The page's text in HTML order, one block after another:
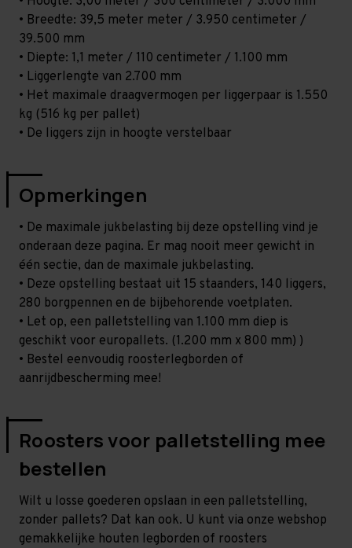
• Breedte: 39,5 meter meter / 3.950 centimeter /
39.500 mm
• Diepte: 1,1 meter / 110 centimeter / 1.100 mm
• Liggerlengte van 2.700 mm
• Het maximale draagvermogen per liggerpaar is 1.550
kg (516 kg per pallet)
• De liggers zijn in hoogte verstelbaar
Opmerkingen
• De maximale jukbelasting bij deze opstelling vind je
onderaan deze pagina. Er mag nooit meer gewicht in
één sectie, dan de maximale jukbelasting.
• Deze opstelling bestaat uit 15 staanders, 140 liggers,
280 borgpennen en de bijbehorende voetplaten.
• Let op, een palletstelling van 1.100 mm diep is
geschikt voor europallets. (1.200 mm x 800 mm) )
• Bestel eenvoudig roosterlegborden of
aanrijdbescherming mee!
Roosters voor palletstelling mee
bestellen
Wilt u losse goederen opslaan in een palletstelling,
zonder pallets? Dat kan ook. U kunt via onze webshop
gemakkelijke houten legborden of roosters